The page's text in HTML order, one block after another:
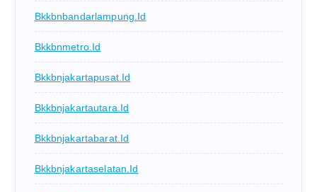
Bkkbnbandarlampung.id
Bkkbnmetro.id
Bkkbnjakartapusat.id
Bkkbnjakartautara.id
Bkkbnjakartabarat.id
Bkkbnjakartaselatan.id